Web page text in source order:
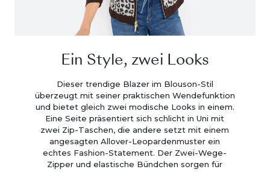
Ein Style, zwei Looks
Dieser trendige Blazer im Blouson-Stil
überzeugt mit seiner praktischen Wendefunktion
und bietet gleich zwei modische Looks in einem.
Eine Seite präsentiert sich schlicht in Uni mit
zwei Zip-Taschen, die andere setzt mit einem
angesagten Allover-Leopardenmuster ein
echtes Fashion-Statement. Der Zwei-Wege-
Zipper und elastische Bündchen sorgen für